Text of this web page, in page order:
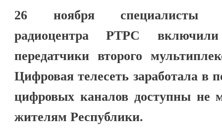
26 ноября специалисты
радиоцентра РТРС
передатчики второго
Цифровая телесеть заработала в
цифровых каналов доступны не
жителям Республики.